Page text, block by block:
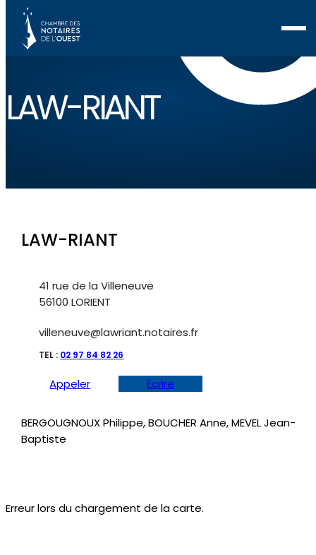
LAW-RIANT
Erreur lors du chargement de la carte.
LAW-RIANT
41 rue de la Villeneuve
56100 LORIENT
villeneuve@lawriant.notaires.fr
TEL : 02 97 84 82 26
Appeler Écrire
BERGOUGNOUX Philippe, BOUCHER Anne, MEVEL Jean-
Baptiste